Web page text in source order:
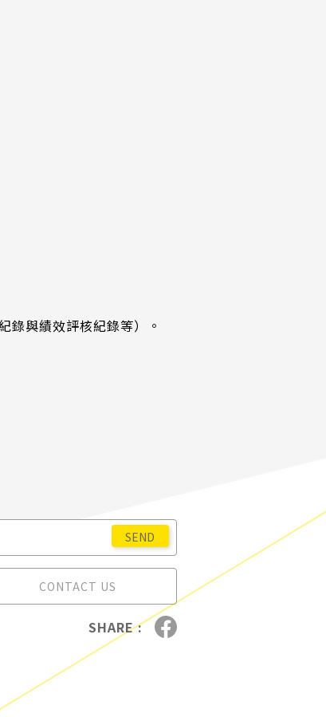
錄與績效評核紀錄等）。
CONTACT US
SHARE :